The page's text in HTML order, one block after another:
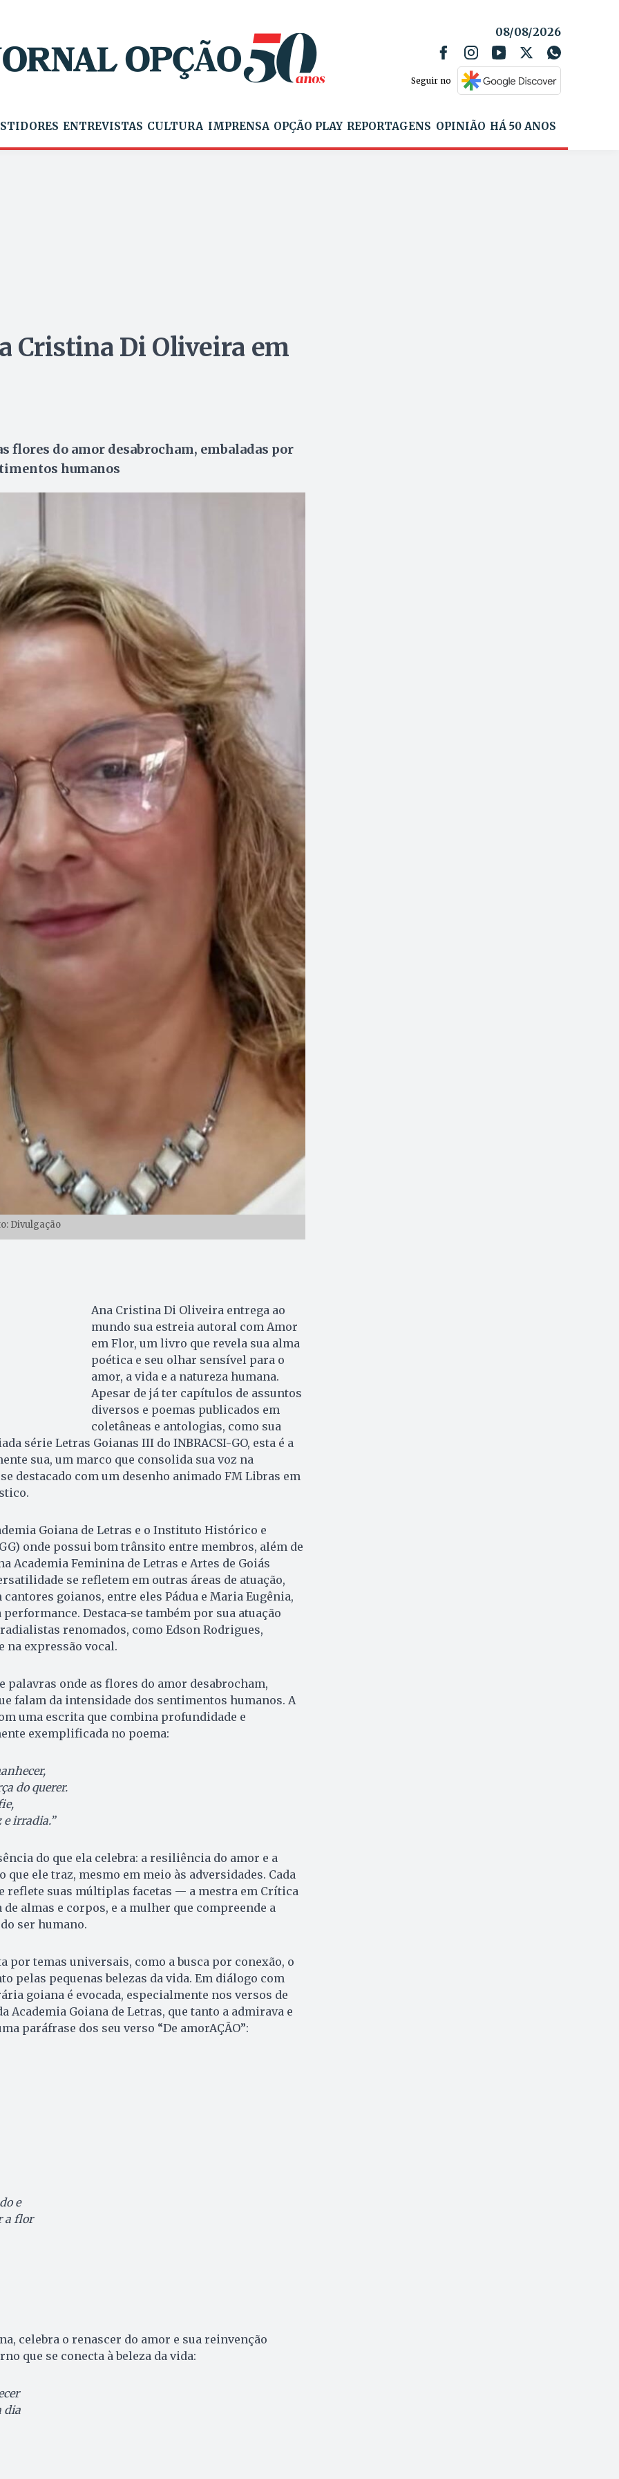
08/08/2026
Seguir no
ENTREVISTAS CULTURA IMPRENSA OPÇÃO PLAY REPORTAGENS OPINIÃO HÁ 50 ANOS
Cristina Di Oliveira em
flores do amor desabrocham, embaladas por
humanos
Divulgação
Ana Cristina Di Oliveira entrega ao
mundo sua estreia autoral com Amor
em Flor, um livro que revela sua alma
poética e seu olhar sensível para o
amor, a vida e a natureza humana.
Apesar de já ter capítulos de assuntos
diversos e poemas publicados em
coletâneas e antologias, como sua
série Letras Goianas III do INBRACSI-GO, esta é a
sua, um marco que consolida sua voz na
destacado com um desenho animado FM Libras em
Goiana de Letras e o Instituto Histórico e
onde possui bom trânsito entre membros, além de
Academia Feminina de Letras e Artes de Goiás
se refletem em outras áreas de atuação,
goianos, entre eles Pádua e Maria Eugênia,
Destaca-se também por sua atuação
renomados, como Edson Rodrigues,
na expressão vocal.
palavras onde as flores do amor desabrocham,
falam da intensidade dos sentimentos humanos. A
uma escrita que combina profundidade e
exemplificada no poema:
do querer.
irradia.”
do que ela celebra: a resiliência do amor e a
que ele traz, mesmo em meio às adversidades. Cada
reflete suas múltiplas facetas — a mestra em Crítica
almas e corpos, e a mulher que compreende a
ser humano.
por temas universais, como a busca por conexão, o
pelas pequenas belezas da vida. Em diálogo com
goiana é evocada, especialmente nos versos de
Academia Goiana de Letras, que tanto a admirava e
paráfrase dos seu verso “De amorAÇÃO”:
e
a flor
celebra o renascer do amor e sua reinvenção
que se conecta à beleza da vida:
dia